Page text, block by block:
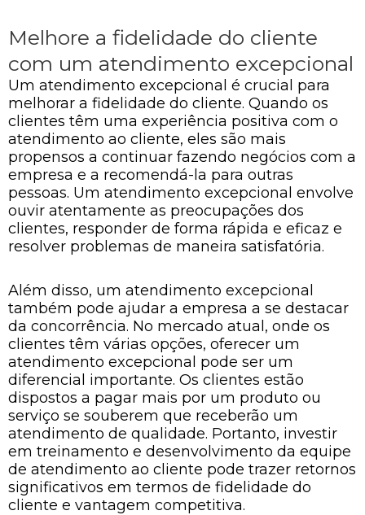
Melhore a fidelidade do cliente
com um atendimento excepcional
Um atendimento excepcional é crucial para
melhorar a fidelidade do cliente. Quando os
clientes têm uma experiência positiva com o
atendimento ao cliente, eles são mais
propensos a continuar fazendo negócios com a
empresa e a recomendá-la para outras
pessoas. Um atendimento excepcional envolve
ouvir atentamente as preocupações dos
clientes, responder de forma rápida e eficaz e
resolver problemas de maneira satisfatória.
Além disso, um atendimento excepcional
também pode ajudar a empresa a se destacar
da concorrência. No mercado atual, onde os
clientes têm várias opções, oferecer um
atendimento excepcional pode ser um
diferencial importante. Os clientes estão
dispostos a pagar mais por um produto ou
serviço se souberem que receberão um
atendimento de qualidade. Portanto, investir
em treinamento e desenvolvimento da equipe
de atendimento ao cliente pode trazer retornos
significativos em termos de fidelidade do
cliente e vantagem competitiva.